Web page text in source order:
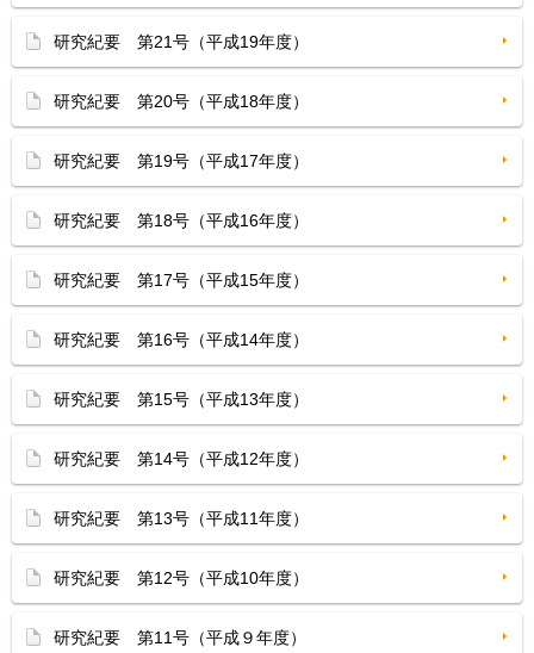
研究紀要 第21号（平成19年度）
研究紀要 第20号（平成18年度）
研究紀要 第19号（平成17年度）
研究紀要 第18号（平成16年度）
研究紀要 第17号（平成15年度）
研究紀要 第16号（平成14年度）
研究紀要 第15号（平成13年度）
研究紀要 第14号（平成12年度）
研究紀要 第13号（平成11年度）
研究紀要 第12号（平成10年度）
研究紀要 第11号（平成９年度）